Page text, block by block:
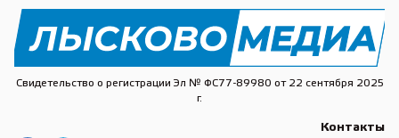
Свидетельство о регистрации Эл № ФС77-89980 от 22 сентября 2025
г.
Контакты